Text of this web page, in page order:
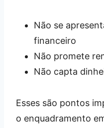
Não se
financeiro
Não promete
Não capta
Esses são pontos
o enquadramento